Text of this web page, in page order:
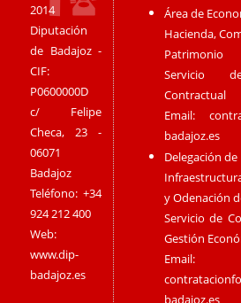
2014
Diputación
de Badajoz -
CIF:
P0600000D
c/ Felipe
Checa, 23 -
06071
Badajoz
Teléfono: +34
924 212 400
Web:
www.dip-
badajoz.es
Área de
Hacienda,
Patrimonio
Servicio
Contractual
Email:
badajoz.es
Delegación de
y Odenación
Servicio de
Gestión
Email:
badajoz.es